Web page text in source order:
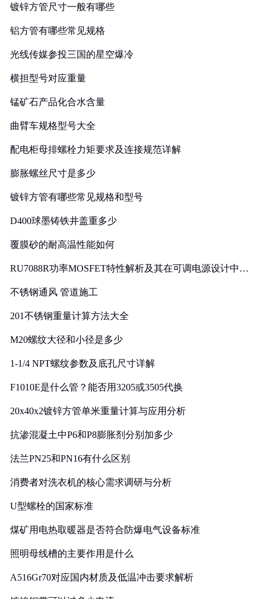
镀锌方管尺寸一般有哪些
铝方管有哪些常见规格
光线传媒参投三国的星空爆冷
横担型号对应重量
锰矿石产品化合水含量
曲臂车规格型号大全
配电柜母排螺栓力矩要求及连接规范详解
膨胀螺丝尺寸是多少
镀锌方管有哪些常见规格和型号
D400球墨铸铁井盖重多少
覆膜砂的耐高温性能如何
RU7088R功率MOSFET特性解析及其在可调电源设计中的
不锈钢通风 管道施工
201不锈钢重量计算方法大全
M20螺纹大径和小径是多少
1-1/4 NPT螺纹参数及底孔尺寸详解
F1010E是什么管？能否用3205或3505代换
20x40x2镀锌方管单米重量计算与应用分析
抗渗混凝土中P6和P8膨胀剂分别加多少
法兰PN25和PN16有什么区别
消费者对洗衣机的核心需求调研与分析
U型螺栓的国家标准
煤矿用电热取暖器是否符合防爆电气设备标准
照明母线槽的主要作用是什么
A516Gr70对应国内材质及低温冲击要求解析